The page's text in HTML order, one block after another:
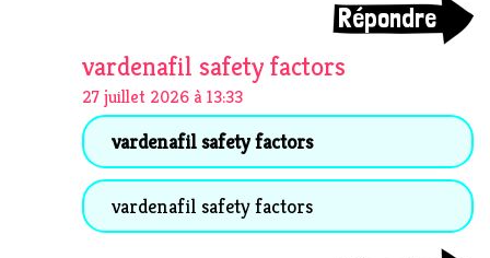
Répondre
vardenafil safety factors
27 juillet 2026 à 13:33
vardenafil safety factors
vardenafil safety factors